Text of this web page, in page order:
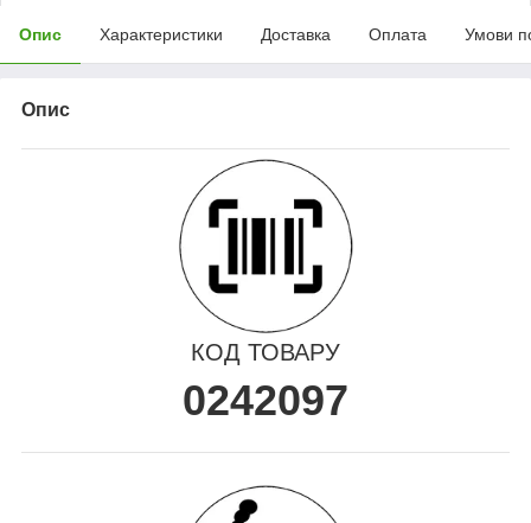
Опис Характеристики Доставка Оплата Умови
Опис
КОД ТОВАРУ
0242097